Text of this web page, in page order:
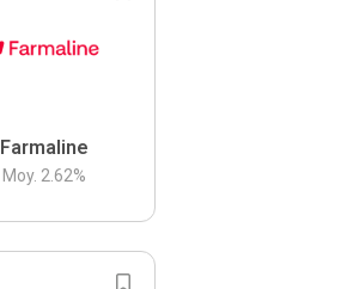
Farmaline
Moy. 2.62%